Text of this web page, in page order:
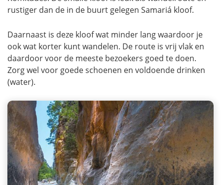
rustiger dan de in de buurt gelegen Samariá kloof.
Daarnaast is deze kloof wat minder lang waardoor je
ook wat korter kunt wandelen. De route is vrij vlak en
daardoor voor de meeste bezoekers goed te doen.
Zorg wel voor goede schoenen en voldoende drinken
(water).